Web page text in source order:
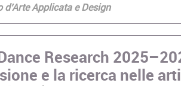
d’Arte Applicata e Design
Research
e la ricerca nelle